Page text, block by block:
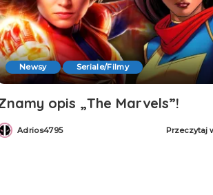
Newsy Seriale/Filmy
opis „The Marvels”!
by
Adrios4795 Przeczytaj